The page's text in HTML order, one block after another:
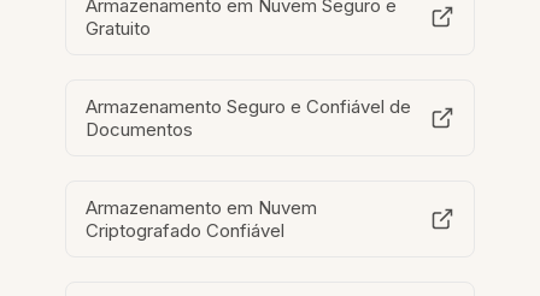
Armazenamento em Nuvem Seguro e
Gratuito
Armazenamento Seguro e Confiável de
Documentos
Armazenamento em Nuvem
Criptografado Confiável